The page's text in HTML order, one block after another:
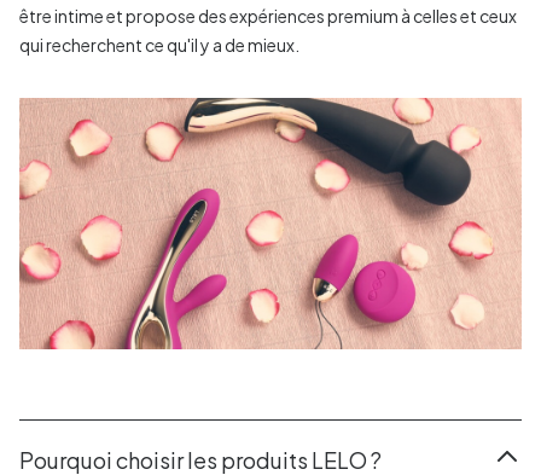
être intime et propose des expériences premium à celles et ceux
qui recherchent ce qu'il y a de mieux.
Pourquoi choisir les produits LELO ?